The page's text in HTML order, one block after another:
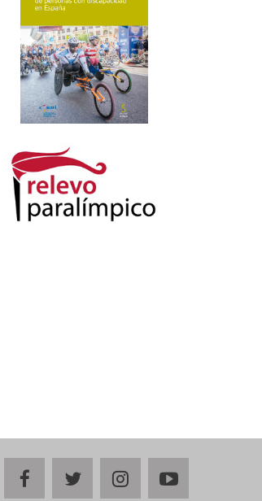
facebooktwitterinstagramyoutube